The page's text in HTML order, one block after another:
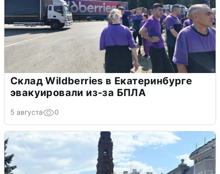
Склад Wildberries в Екатеринбурге
эвакуировали из-за БПЛА
5 августа 0